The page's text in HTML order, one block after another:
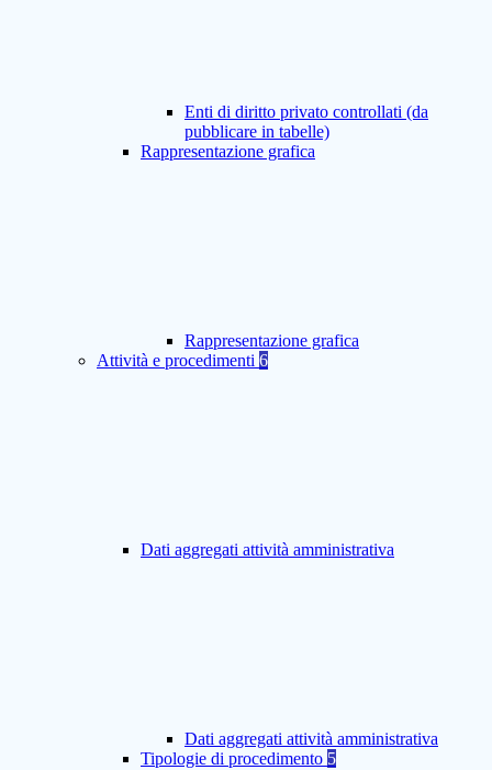
Enti di diritto privato controllati (da
pubblicare in tabelle)
Rappresentazione grafica
Rappresentazione grafica
Attività e procedimenti 6
Dati aggregati attività amministrativa
Dati aggregati attività amministrativa
Tipologie di procedimento 5